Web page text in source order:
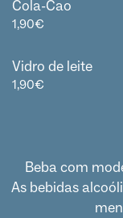
Cola-Cao
1,90€
Vidro de leite
1,90€
Beba com
As bebidas